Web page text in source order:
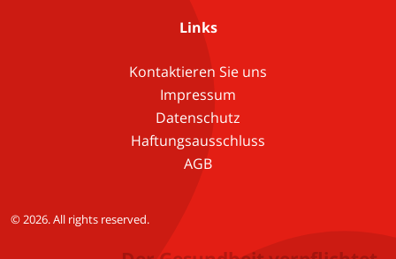
Links
Kontaktieren Sie uns
Impressum
Datenschutz
Haftungsausschluss
AGB
© 2026. All rights reserved.